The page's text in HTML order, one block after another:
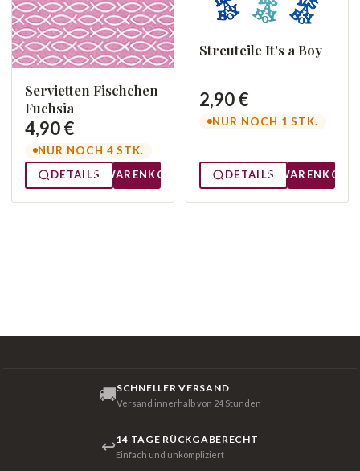
Servietten Fischchen
Fuchsia
4,90 €
NUR NOCH 4 STK.
DETAILS
WARENKORB
Streuteile It's a Boy
2,90 €
NUR NOCH 1 STK.
DETAILS WARENKORB
🚚SCHNELLER VERSAND
Versand innerhalb von 24 Stunden
↩14 TAGE RÜCKGABERECHT
Einfach und unkompliziert